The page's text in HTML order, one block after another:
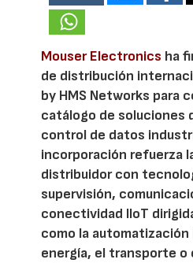
Mouser Electronics ha
de distribución
by HMS Networks para
catálogo de soluciones
control de datos
incorporación refuerza
distribuidor con
supervisión,
conectividad IIoT
como la
energía, el transporte